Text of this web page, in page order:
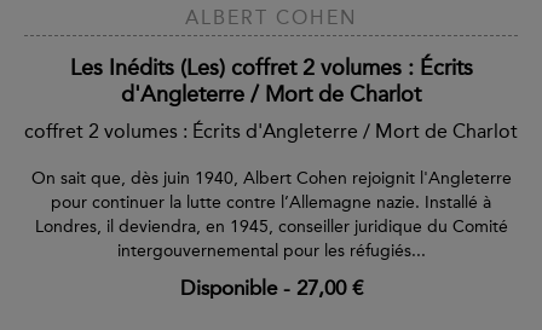
ALBERT COHEN
Les Inédits (Les) coffret 2 volumes : Écrits
d'Angleterre / Mort de Charlot
coffret 2 volumes : Écrits d'Angleterre / Mort de Charlot
On sait que, dès juin 1940, Albert Cohen rejoignit l'Angleterre
pour continuer la lutte contre l’Allemagne nazie. Installé à
Londres, il deviendra, en 1945, conseiller juridique du Comité
intergouvernemental pour les réfugiés...
Disponible- 27,00 €